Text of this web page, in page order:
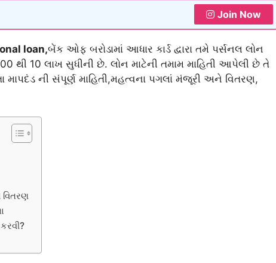
Join Now
loan,બેંક ઓફ બરોડામાં આધાર કાર્ડ દ્વારા તમે પર્સનલ લોન
થી 10 લાખ સુધીની છે. લોન માટેની તમામ માહિતી આપેલી છે તે
ની સંપૂર્ણ માહિતી,મહત્વના પગલાં મંજૂરી અને વિતરણ,